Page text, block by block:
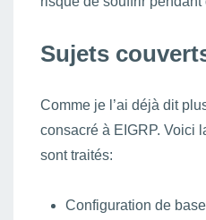
Sujets
Comme je l’ai déjà dit
consacré à EIGRP. Voici
sont traités:
Configuration de